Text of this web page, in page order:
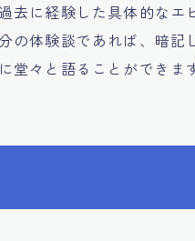
去に経験した具体的なエ
の体験談であれば、暗記
々と語ることができま